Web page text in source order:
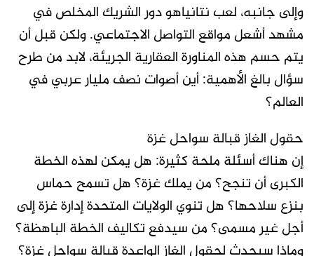
وإلى جانبه، لعب نتانياهو دور الشريك المخلص في
مشهد أشعل مواقع التواصل الاجتماعي. ولكن قبل أن
يتم حسم هذه المناورة العقارية الجريئة، لابد من طرح
سؤال بالغ الأهمية: أين أصوات نصف مليار عربي في
العالم؟
حقول الغاز قبالة سواحل غزة
إن هناك أسئلة ملحة كثيرة: هل يمكن لهذه الخطة
الكبرى أن تنجح؟ من يملك غزة؟ هل تسمح حماس
بنزع سلاحها؟ هل تنوي الولايات المتحدة إدارة غزة إلى
أجل غير مسمى؟ من سيدفع تكاليف الخطة الباهظة؟
وماذا سيحدث لحقول الغاز الواعدة قبالة سواحل غزة؟